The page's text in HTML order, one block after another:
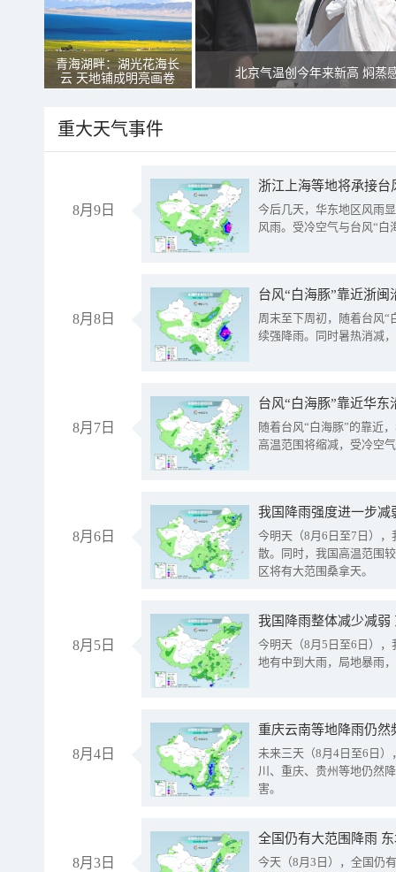
青海湖畔：湖光花海长
云 天地铺成明亮画卷
北京气温创今年来新高 焖蒸
重大天气事件
8月9日
浙江上海等地将承接台
今后几天，华东地区风雨
风雨。受冷空气与台风“白
8月8日
台风“白海豚”靠近浙
周末至下周初，随着台风“
续强降雨。同时暑热消减
8月7日
台风“白海豚”靠近华
随着台风“白海豚”的靠近
高温范围将缩减，受冷空
8月6日
今明天（8月6日至7日）
散。同时，我国高温范围
区将有大范围桑拿天。
8月5日
我国降雨整体减少减弱
今明天（8月5日至6日）
地有中到大雨，局地暴雨
8月4日
重庆云南等地降雨仍然
未来三天（8月4日至6日
川、重庆、贵州等地仍然
害。
8月3日
全国仍有大范围降雨
今天（8月3日），全国仍